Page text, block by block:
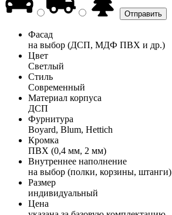
Фасад
на выбор (ДСП, МДФ ПВХ и др.)
Цвет
Светлый
Стиль
Современный
Материал корпуса
ДСП
Фурнитура
Boyard, Blum, Hettich
Кромка
ПВХ (0,4 мм, 2 мм)
Внутреннее наполнение
на выбор (полки, корзины, штанги)
Размер
индивидуальный
Цена